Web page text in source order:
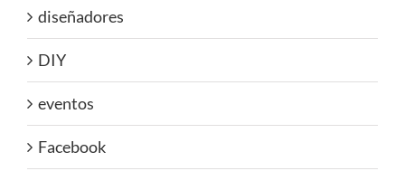
diseñadores
DIY
eventos
Facebook